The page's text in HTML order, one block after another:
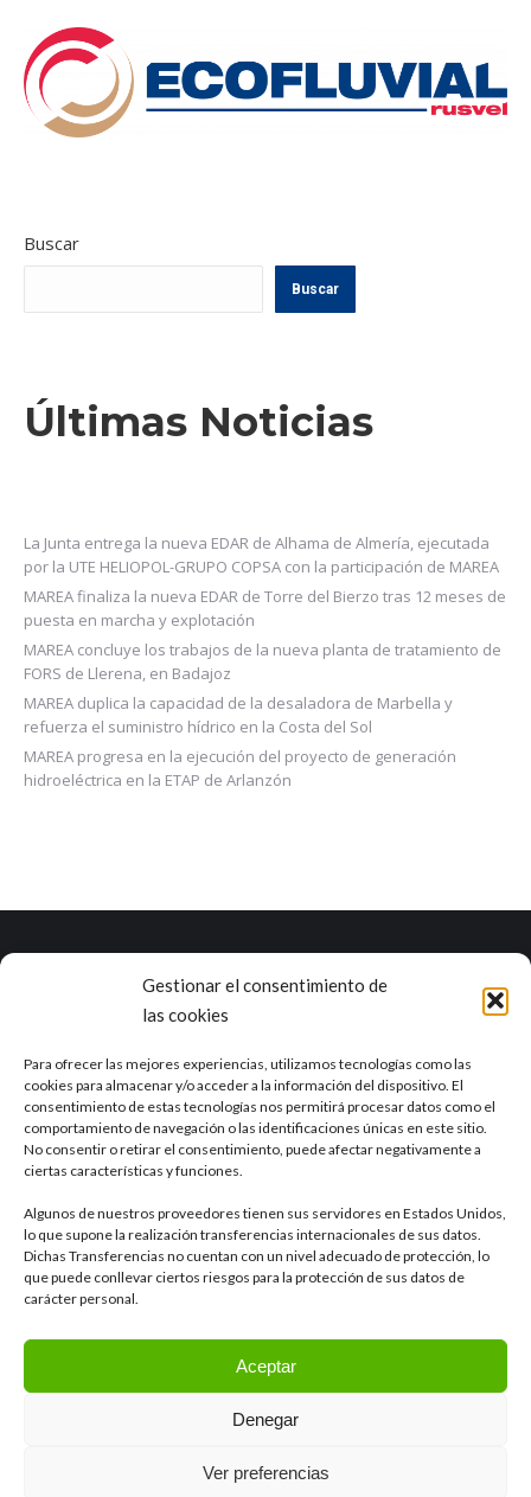
Gestionar el consentimiento de
las cookies
Para ofrecer las mejores experiencias, utilizamos tecnologías como las
cookies para almacenar y/o acceder a la información del dispositivo. El
consentimiento de estas tecnologías nos permitirá procesar datos como el
comportamiento de navegación o las identificaciones únicas en este sitio.
No consentir o retirar el consentimiento, puede afectar negativamente a
ciertas características y funciones.
Algunos de nuestros proveedores tienen sus servidores en Estados Unidos,
lo que supone la realización transferencias internacionales de sus datos.
Dichas Transferencias no cuentan con un nivel adecuado de protección, lo
que puede conllevar ciertos riesgos para la protección de sus datos de
carácter personal.
Aceptar
Denegar
Ver preferencias
Buscar
Buscar
Últimas Noticias
La Junta entrega la nueva EDAR de Alhama de Almería, ejecutada
por la UTE HELIOPOL-GRUPO COPSA con la participación de MAREA
MAREA finaliza la nueva EDAR de Torre del Bierzo tras 12 meses de
puesta en marcha y explotación
MAREA concluye los trabajos de la nueva planta de tratamiento de
FORS de Llerena, en Badajoz
MAREA duplica la capacidad de la desaladora de Marbella y
refuerza el suministro hídrico en la Costa del Sol
MAREA progresa en la ejecución del proyecto de generación
hidroeléctrica en la ETAP de Arlanzón
Marea es una empresa con una dilatada experiencia en el ciclo
integral del agua y otros campos como la industria, la agricultura, el
Delegación de Sevilla
Calle Tajo, 4 41012, Sevilla
Otras delegaciones
LinkedIn